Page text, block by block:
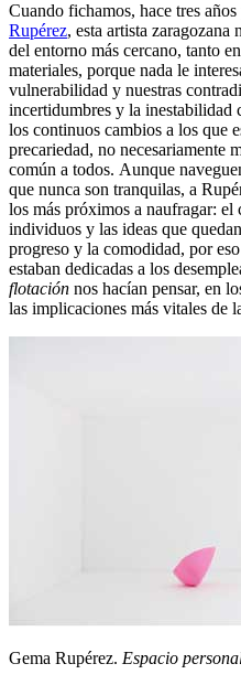
Cuando fichamos, hace tres años
Rupérez, esta artista zaragozana
del entorno más cercano, tanto
materiales, porque nada le
vulnerabilidad y nuestras
incertidumbres y la inestabilidad
los continuos cambios a los que
precariedad, no necesariamente
común a todos. Aunque
que nunca son tranquilas, a
los más próximos a naufragar: el
individuos y las ideas que
progreso y la comodidad, por
estaban dedicadas a los
flotación nos hacían pensar, en
las implicaciones más vitales de
Gema Rupérez. Espacio